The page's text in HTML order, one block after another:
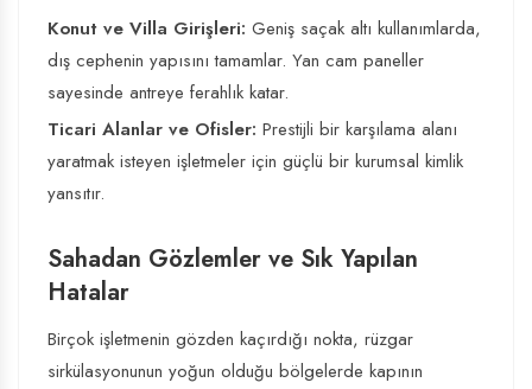
Konut ve Villa Girişleri: Geniş saçak altı kullanımlarda,
dış cephenin yapısını tamamlar. Yan cam paneller
sayesinde antreye ferahlık katar.
Ticari Alanlar ve Ofisler: Prestijli bir karşılama alanı
yaratmak isteyen işletmeler için güçlü bir kurumsal kimlik
yansıtır.
Sahadan Gözlemler ve Sık Yapılan
Hatalar
Birçok işletmenin gözden kaçırdığı nokta, rüzgar
sirkülasyonunun yoğun olduğu bölgelerde kapının